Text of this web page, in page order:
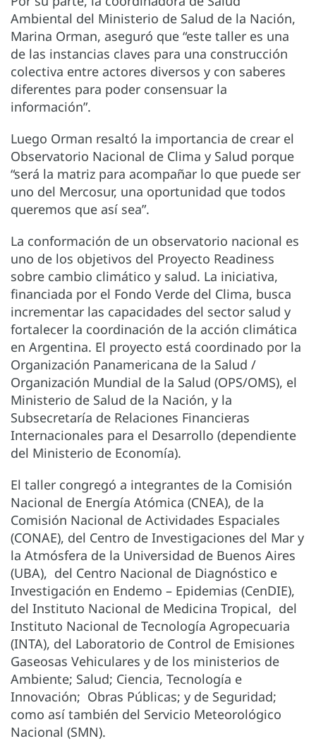
Ambiental del Ministerio de Salud de la Nación,
Marina Orman, aseguró que “este taller es una
de las instancias claves para una construcción
colectiva entre actores diversos y con saberes
diferentes para poder consensuar la
información”.
Luego Orman resaltó la importancia de crear el
Observatorio Nacional de Clima y Salud porque
“será la matriz para acompañar lo que puede ser
uno del Mercosur, una oportunidad que todos
queremos que así sea”.
La conformación de un observatorio nacional es
uno de los objetivos del Proyecto Readiness
sobre cambio climático y salud. La iniciativa,
financiada por el Fondo Verde del Clima, busca
incrementar las capacidades del sector salud y
fortalecer la coordinación de la acción climática
en Argentina. El proyecto está coordinado por la
Organización Panamericana de la Salud /
Organización Mundial de la Salud (OPS/OMS), el
Ministerio de Salud de la Nación, y la
Subsecretaría de Relaciones Financieras
Internacionales para el Desarrollo (dependiente
del Ministerio de Economía).
El taller congregó a integrantes de la Comisión
Nacional de Energía Atómica (CNEA), de la
Comisión Nacional de Actividades Espaciales
(CONAE), del Centro de Investigaciones del Mar y
la Atmósfera de la Universidad de Buenos Aires
(UBA), del Centro Nacional de Diagnóstico e
Investigación en Endemo – Epidemias (CenDIE),
del Instituto Nacional de Medicina Tropical, del
Instituto Nacional de Tecnología Agropecuaria
(INTA), del Laboratorio de Control de Emisiones
Gaseosas Vehiculares y de los ministerios de
Ambiente; Salud; Ciencia, Tecnología e
Innovación; Obras Públicas; y de Seguridad;
como así también del Servicio Meteorológico
Nacional (SMN).